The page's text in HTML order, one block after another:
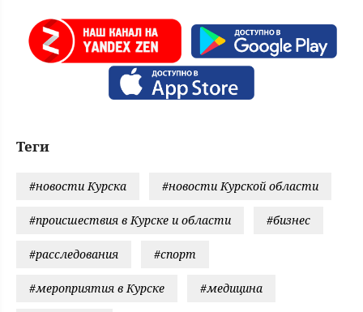
Теги
#новости Курска #новости Курской области
#происшествия в Курске и области #бизнес
#расследования #спорт
#мероприятия в Курске #медицина